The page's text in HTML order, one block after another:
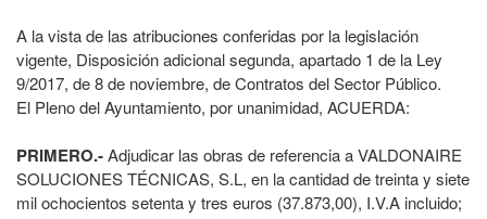
A la vista de las atribuciones conferidas por la legislación
vigente, Disposición adicional segunda, apartado 1 de la Ley
9/2017, de 8 de noviembre, de Contratos del Sector Público.
El Pleno del Ayuntamiento, por unanimidad, ACUERDA:
PRIMERO.‐Adjudicar las obras de referencia a VALDONAIRE
SOLUCIONES TÉCNICAS, S.L, en la cantidad de treinta y siete
mil ochocientos setenta y tres euros (37.873,00), I.V.A incluido;